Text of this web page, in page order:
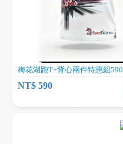
梅花湖跑T+背心兩件特惠組590
NT$ 590